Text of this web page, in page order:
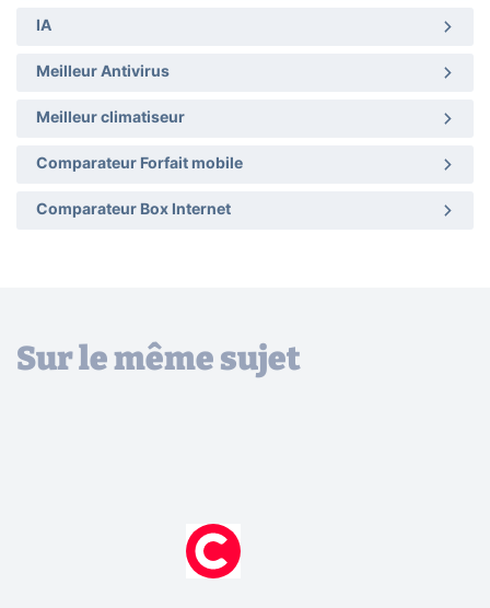
IA
Meilleur Antivirus
Meilleur climatiseur
Comparateur Forfait mobile
Comparateur Box Internet
Sur le même sujet